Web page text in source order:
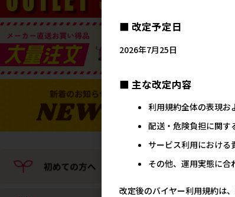
スー
■ 改定予定日
2026年7月25日
■ 主な改定内容
利用規約全体の表現お
配送・危険負担に関す
サービス利用における
その他、運用実態に合
改定後のバイヤー利用規約は